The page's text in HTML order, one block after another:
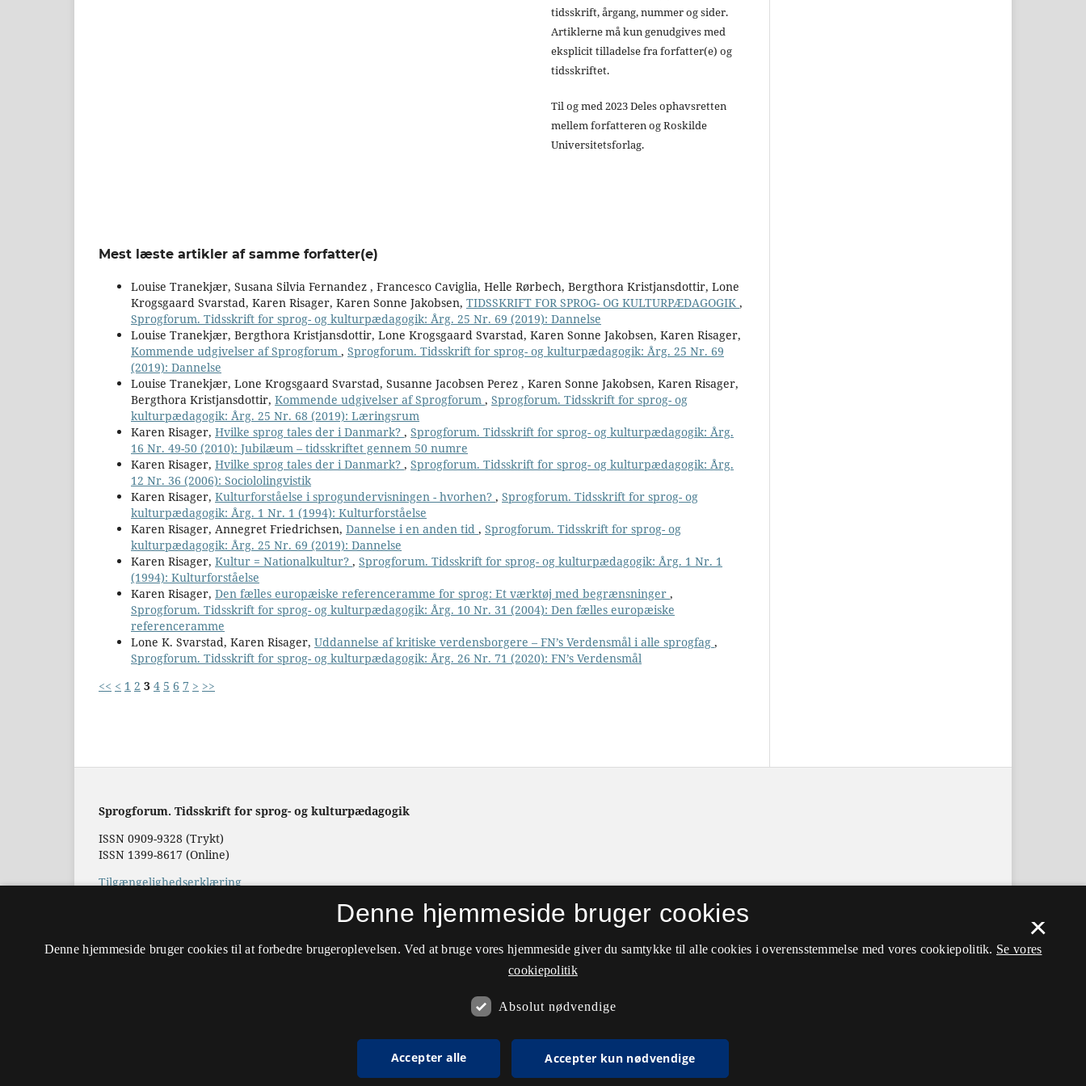
tidsskrift, årgang, nummer og sider.
Artiklerne må kun genudgives med
eksplicit tilladelse fra forfatter(e) og
tidsskriftet.
Til og med 2023 Deles ophavsretten
mellem forfatteren og Roskilde
Universitetsforlag.
Mest læste artikler af samme forfatter(e)
Louise Tranekjær, Susana Silvia Fernandez , Francesco Caviglia, Helle Rørbech, Bergthora Kristjansdottir, Lone
Krogsgaard Svarstad, Karen Risager, Karen Sonne Jakobsen, TIDSSKRIFT FOR SPROG- OG KULTURPÆDAGOGIK ,
Sprogforum. Tidsskrift for sprog- og kulturpædagogik: Årg. 25 Nr. 69 (2019): Dannelse
Louise Tranekjær, Bergthora Kristjansdottir, Lone Krogsgaard Svarstad, Karen Sonne Jakobsen, Karen Risager,
Kommende udgivelser af Sprogforum , Sprogforum. Tidsskrift for sprog- og kulturpædagogik: Årg. 25 Nr. 69
(2019): Dannelse
Louise Tranekjær, Lone Krogsgaard Svarstad, Susanne Jacobsen Perez , Karen Sonne Jakobsen, Karen Risager,
Bergthora Kristjansdottir, Kommende udgivelser af Sprogforum , Sprogforum. Tidsskrift for sprog- og
kulturpædagogik: Årg. 25 Nr. 68 (2019): Læringsrum
Karen Risager, Hvilke sprog tales der i Danmark? , Sprogforum. Tidsskrift for sprog- og kulturpædagogik: Årg.
16 Nr. 49-50 (2010): Jubilæum – tidsskriftet gennem 50 numre
Karen Risager, Hvilke sprog tales der i Danmark? , Sprogforum. Tidsskrift for sprog- og kulturpædagogik: Årg.
12 Nr. 36 (2006): Sociololingvistik
Karen Risager, Kulturforståelse i sprogundervisningen - hvorhen? , Sprogforum. Tidsskrift for sprog- og
kulturpædagogik: Årg. 1 Nr. 1 (1994): Kulturforståelse
Karen Risager, Annegret Friedrichsen, Dannelse i en anden tid , Sprogforum. Tidsskrift for sprog- og
kulturpædagogik: Årg. 25 Nr. 69 (2019): Dannelse
Karen Risager, Kultur = Nationalkultur? , Sprogforum. Tidsskrift for sprog- og kulturpædagogik: Årg. 1 Nr. 1
(1994): Kulturforståelse
Karen Risager, Den fælles europæiske referenceramme for sprog: Et værktøj med begrænsninger ,
Sprogforum. Tidsskrift for sprog- og kulturpædagogik: Årg. 10 Nr. 31 (2004): Den fælles europæiske
referenceramme
Lone K. Svarstad, Karen Risager, Uddannelse af kritiske verdensborgere – FN’s Verdensmål i alle sprogfag ,
Sprogforum. Tidsskrift for sprog- og kulturpædagogik: Årg. 26 Nr. 71 (2020): FN’s Verdensmål
<< < 1 2 3 4 5 6 7 > >>
Sprogforum. Tidsskrift for sprog- og kulturpædagogik
ISSN 0909-9328 (Trykt)
ISSN 1399-8617 (Online)
Tilgængelighedserklæring
×
Denne hjemmeside bruger cookies
Denne hjemmeside bruger cookies til at forbedre brugeroplevelsen. Ved at bruge vores hjemmeside giver du samtykke til alle cookies i overensstemmelse med vores cookiepolitik. Se vores
cookiepolitik
Absolut nødvendige
Accepter alle Accepter kun nødvendige